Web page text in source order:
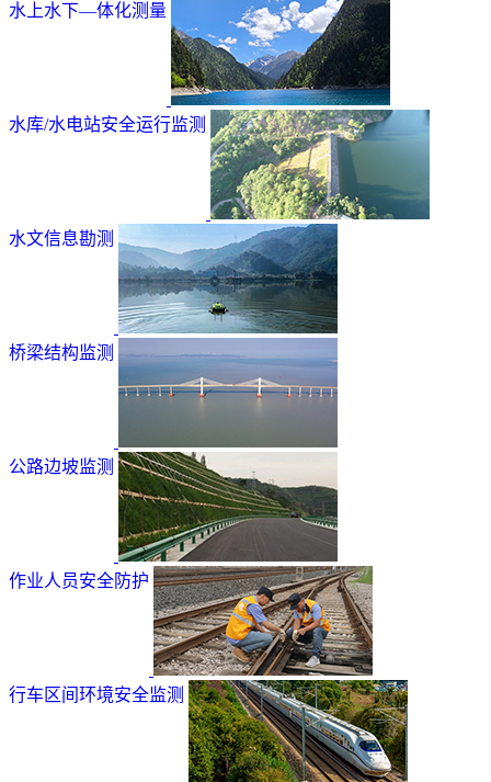
水上水下—体化测量
水库/水电站安全运行监测
水文信息勘测
桥梁结构监测
公路边坡监测
作业人员安全防护
行车区间环境安全监测